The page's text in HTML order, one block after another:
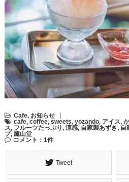
Cafe, お知らせ
cafe, coffee, sweets, yozando, アイス,
ス, フルーツたっぷり, 涼感, 自家製あずき, 自
プ, 鷹山堂
コメント：1件
Tweet